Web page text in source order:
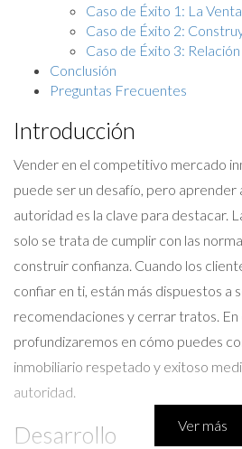
Caso de Éxito 1: La
Caso de Éxito 2:
Caso de Éxito 3:
Conclusión
Preguntas Frecuentes
Introducción
Vender en el competitivo mercado
puede ser un desafío, pero aprender
autoridad es la clave para destacar.
solo se trata de cumplir con las
construir confianza. Cuando los
confiar en ti, están más dispuestos a
recomendaciones y cerrar tratos. En
profundizaremos en cómo puedes
inmobiliario respetado y exitoso
autoridad.
Desarrollo Ver más